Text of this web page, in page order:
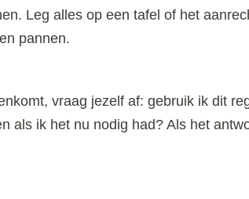
Leg alles op een tafel of het
pannen.
vraag jezelf af: gebruik ik dit
als ik het nu nodig had? Als het